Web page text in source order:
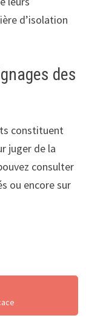
d’isolation
des
constituent
juger de la
consulter
ou encore sur